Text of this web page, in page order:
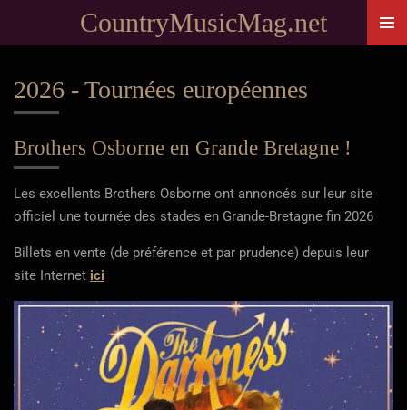
au
principal
CountryMusicMag.net
2026 - Tournées européennes
Brothers Osborne en Grande Bretagne !
Les excellents Brothers Osborne ont annoncés sur leur site
officiel une tournée des stades en Grande-Bretagne fin 2026
Billets en vente (de préférence et par prudence) depuis leur
site Internet ici